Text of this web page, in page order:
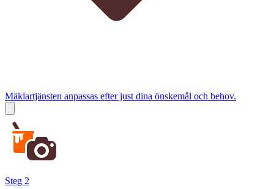
Mäklartjänsten anpassas efter just dina önskemål och behov.
Steg 2